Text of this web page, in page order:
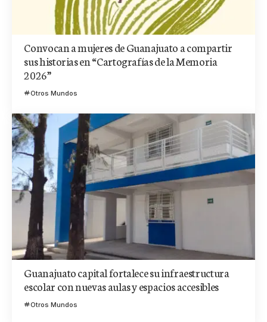
Convocan a mujeres de Guanajuato a compartir
sus historias en “Cartografías de la Memoria
2026”
Otros Mundos
Guanajuato capital fortalece su infraestructura
escolar con nuevas aulas y espacios accesibles
Otros Mundos